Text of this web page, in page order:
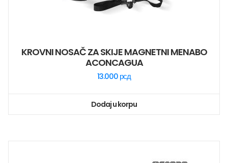
KROVNI NOSAČ ZA SKIJE MAGNETNI MENABO
ACONCAGUA
13.000 рсд
Dodaj u korpu